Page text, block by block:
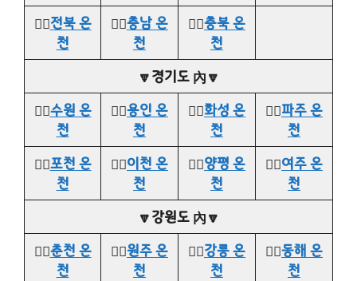
👉🏻전북 온
천
👉🏻충남 온
천
👉🏻충북 온
천
🔽경기도 內🔽
👉🏻수원 온
천
👉🏻용인 온
천
👉🏻화성 온
천
👉🏻파주 온
천
👉🏻포천 온
천
👉🏻이천 온
천
👉🏻양평 온
천
👉🏻여주 온
천
🔽강원도 內🔽
👉🏻춘천 온
천
👉🏻원주 온
천
👉🏻강릉 온
천
👉🏻동해 온
천